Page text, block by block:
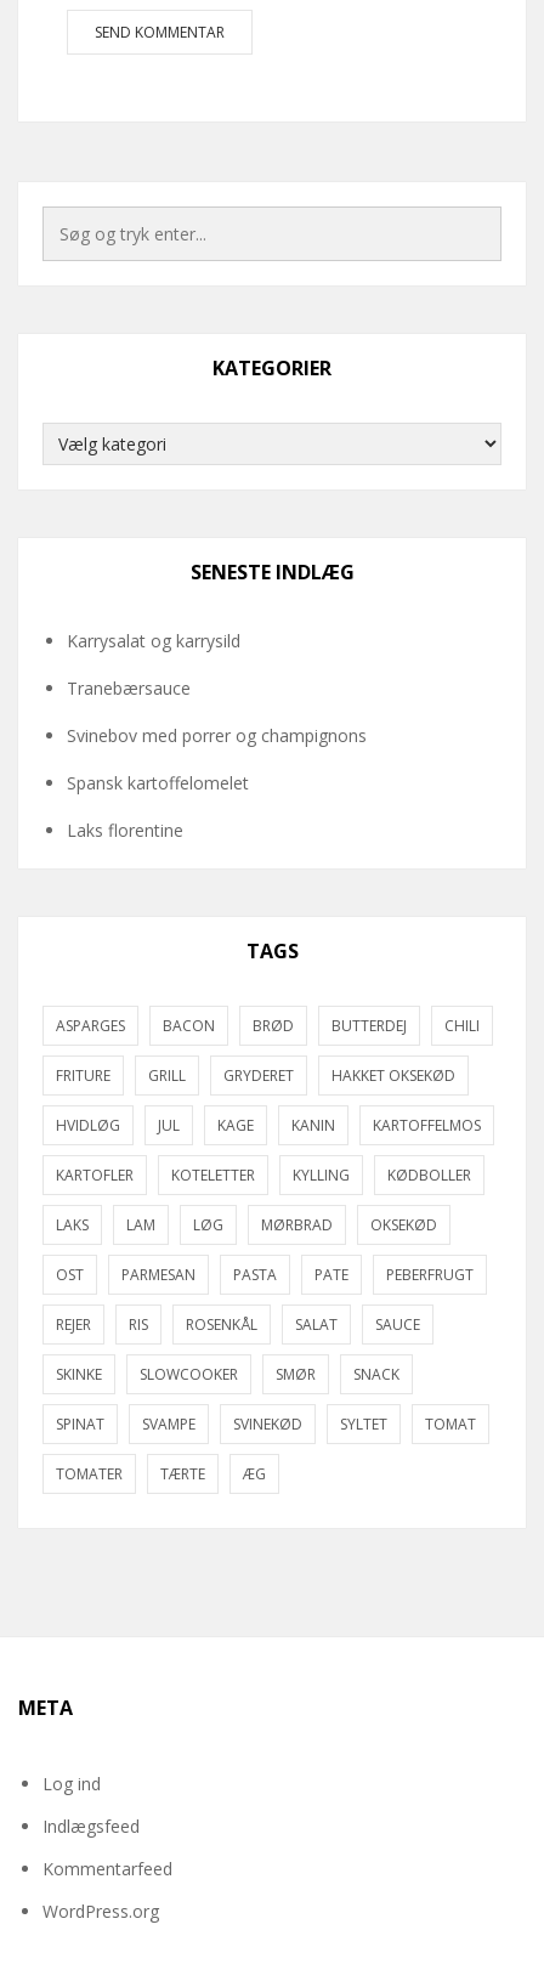
KATEGORIER
Kategorier
SENESTE INDLÆG
Karrysalat og karrysild
Tranebærsauce
Svinebov med porrer og champignons
Spansk kartoffelomelet
Laks florentine
TAGS
ASPARGES BACON BRØD BUTTERDEJ CHILI
FRITURE GRILL GRYDERET HAKKET OKSEKØD
HVIDLØG JUL KAGE KANIN KARTOFFELMOS
KARTOFLER KOTELETTER KYLLING KØDBOLLER
LAKS LAM LØG MØRBRAD OKSEKØD
OST PARMESAN PASTA PATE PEBERFRUGT
REJER RIS ROSENKÅL SALAT SAUCE
SKINKE SLOWCOOKER SMØR SNACK
SPINAT SVAMPE SVINEKØD SYLTET TOMAT
TOMATER TÆRTE ÆG
META
Log ind
Indlægsfeed
Kommentarfeed
WordPress.org